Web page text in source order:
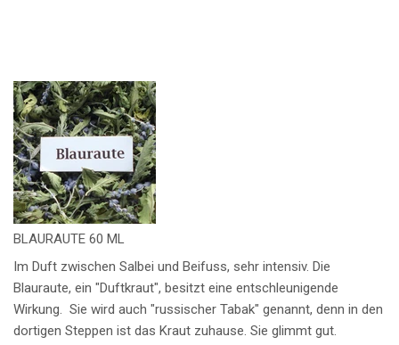
BLAURAUTE 60 ML
Im Duft zwischen Salbei und Beifuss, sehr intensiv. Die
Blauraute, ein "Duftkraut", besitzt eine entschleunigende
Wirkung. Sie wird auch "russischer Tabak" genannt, denn in den
dortigen Steppen ist das Kraut zuhause. Sie glimmt gut.